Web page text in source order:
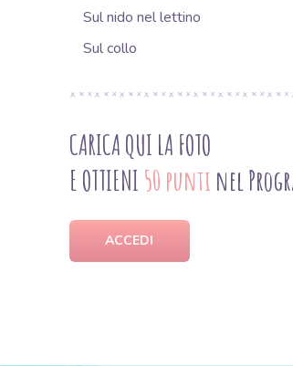
Sul nido nel lettino
Sul collo
CARICA QUI LA FOTO
E OTTIENI 50 punti nel
ACCEDI